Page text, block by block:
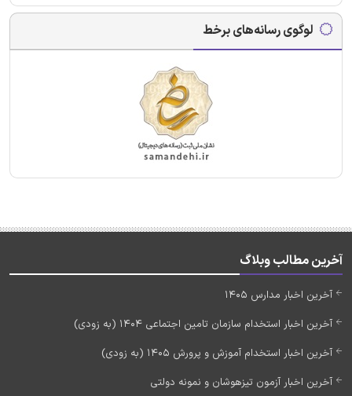
لوگوی رسانه‌های برخط
آخرین مطالب وبلاگ
آخرین اخبار مدارس 1405
آخرین اخبار استخدام سازمان تامین اجتماعی 1404 (به زودی)
آخرین اخبار استخدام آموزش و پرورش 1405 (به زودی)
آخرین اخبار آزمون تیزهوشان و نمونه دولتی